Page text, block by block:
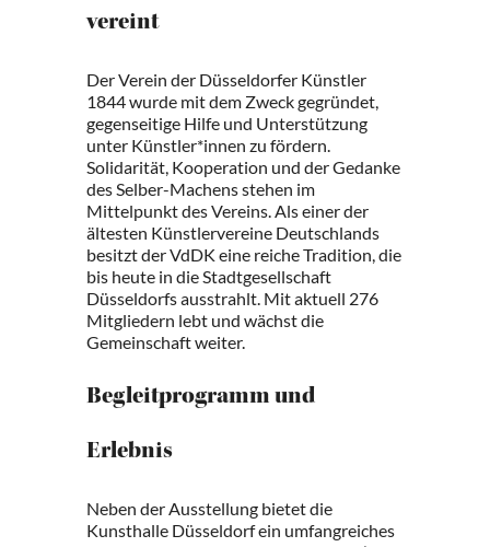
vereint
Der Verein der Düsseldorfer Künstler
1844 wurde mit dem Zweck gegründet,
gegenseitige Hilfe und Unterstützung
unter Künstler*innen zu fördern.
Solidarität, Kooperation und der Gedanke
des Selber-Machens stehen im
Mittelpunkt des Vereins. Als einer der
ältesten Künstlervereine Deutschlands
besitzt der VdDK eine reiche Tradition, die
bis heute in die Stadtgesellschaft
Düsseldorfs ausstrahlt. Mit aktuell 276
Mitgliedern lebt und wächst die
Gemeinschaft weiter.
Begleitprogramm und
Erlebnis
Neben der Ausstellung bietet die
Kunsthalle Düsseldorf ein umfangreiches